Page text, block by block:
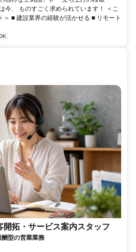
今、 ものすごく求められています！ ＜こ
＞ ■ 建設業界の経験が活かせる ■ リモート
開拓・サービス案内スタッフ
型の営業業務